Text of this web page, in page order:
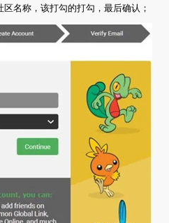
名称，该打勾的打勾，最后确认；